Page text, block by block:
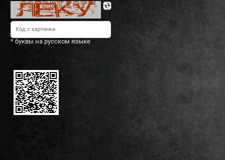
* буквы на русском языке